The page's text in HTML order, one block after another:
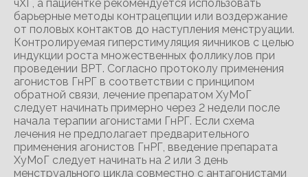
чХГ, а пациентке рекомендуется использовать
барьерные методы контрацепции или воздержание
от половых контактов до наступления менструации.
Контролируемая гиперстимуляция яичников с целью
индукции роста множественных фолликулов при
проведении ВРТ. Согласно протоколу применения
агонистов ГнРГ в соответствии с принципом
обратной связи, лечение препаратом ХуМоГ
следует начинать примерно через 2 недели после
начала терапии агонистами ГнРГ. Если схема
лечения не предполагает предварительного
применения агонистов ГнРГ, введение препарата
ХуМоГ следует начинать на 2 или 3 день
менструального цикла совместно с антагонистами